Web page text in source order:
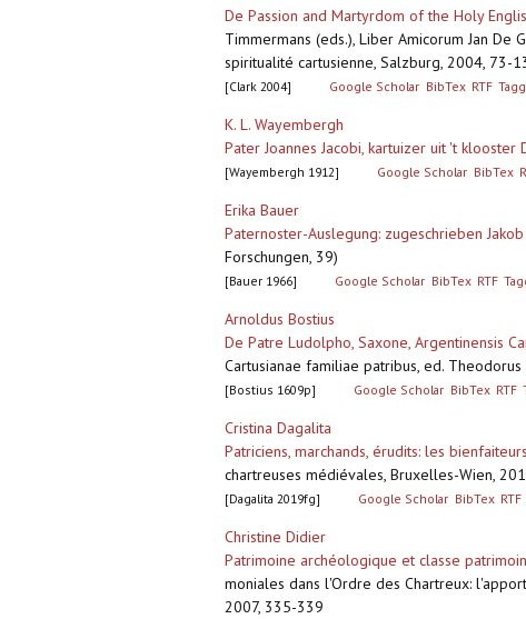
De Passion and Martyrdom of the Holy
Timmermans (eds.), Liber Amicorum Jan
spiritualité cartusienne, Salzburg, 2004, 73-
[Clark 2004] Google Scholar BibTex RTF
K. L. Wayembergh
Pater Joannes Jacobi, kartuizer uit 't
[Wayembergh 1912] Google Scholar BibTex
Erika Bauer
Paternoster-Auslegung: zugeschrieben
Forschungen, 39)
[Bauer 1966] Google Scholar BibTex RTF
Arnoldus Bostius
De Patre Ludolpho, Saxone, Argentinensis
Cartusianae familiae patribus, ed.
[Bostius 1609p] Google Scholar BibTex RTF
Cristina Dagalita
Patriciens, marchands, érudits: les
chartreuses médiévales, Bruxelles-Wien,
[Dagalita 2019fg] Google Scholar BibTex RTF
Christine Didier
Patrimoine archéologique et classe
moniales dans l'Ordre des Chartreux:
2007, 335-339